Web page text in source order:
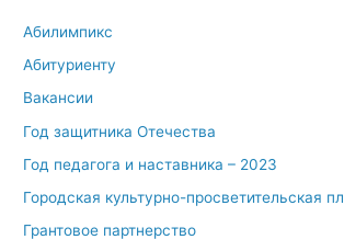
Абилимпикс
Абитуриенту
Вакансии
Год защитника Отечества
Год педагога и наставника – 2023
Городская культурно-просветительская
Грантовое партнерство